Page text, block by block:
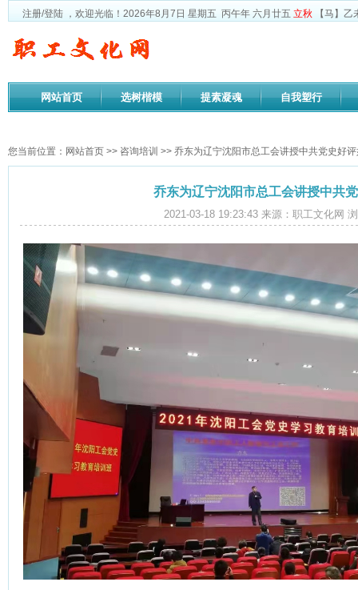
注册/登陆 ，欢迎光临！ 2026年8月7日 星期五 丙午年 六月廿五 立秋 【马】
网站首页 选树楷模 提素凝魂 自我塑行
您当前位置： 网站首页 >> 咨询培训 >> 乔东为辽宁沈阳市总工会讲授中共党史好
乔东为辽宁沈阳市总工会讲授中共
2021-03-18 19:23:43 来源：职工文化网